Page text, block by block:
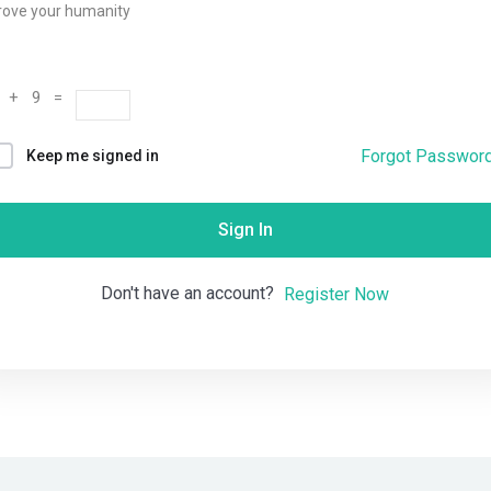
your humanity
+ 9 =
Keep me signed in Forgot
Sign In
Don't have an account? Register Now